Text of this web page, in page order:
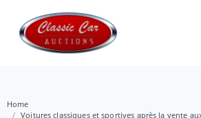
Home
Voitures classiques et sportives après la vente